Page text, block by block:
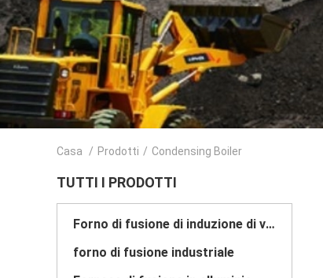
Casa / Prodotti / Condensing Boiler
TUTTI I PRODOTTI
Forno di fusione di induzione di vuoto
forno di fusione industriale